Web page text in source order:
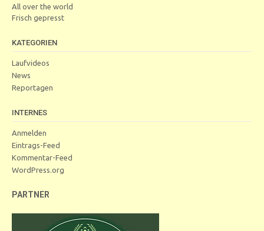
All over the world
Frisch gepresst
KATEGORIEN
Laufvideos
News
Reportagen
INTERNES
Anmelden
Eintrags-Feed
Kommentar-Feed
WordPress.org
PARTNER